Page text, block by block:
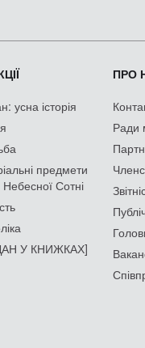
усна історія
предмети
Небесної Сотні
У КНИЖКАХ]
ПРО
Ради